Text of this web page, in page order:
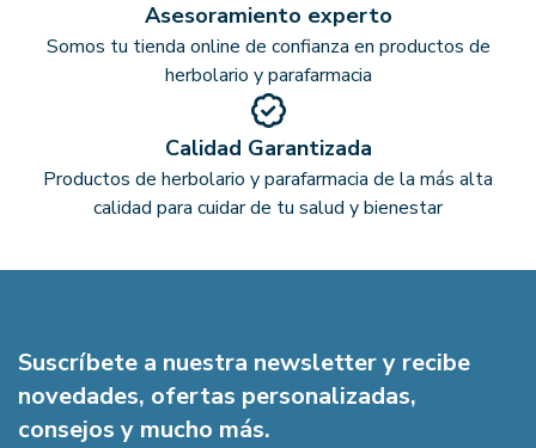
Asesoramiento experto
Somos tu tienda online de confianza en productos de
herbolario y parafarmacia
Calidad Garantizada
Productos de herbolario y parafarmacia de la más alta
calidad para cuidar de tu salud y bienestar
Suscríbete a nuestra newsletter y recibe
novedades, ofertas personalizadas,
consejos y mucho más.